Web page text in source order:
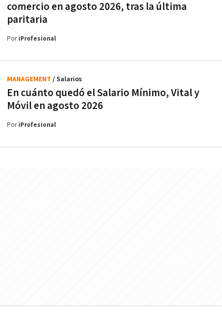
comercio en agosto 2026, tras la última
paritaria
PoriProfesional
En cuánto quedó el Salario Mínimo, Vital y
Móvil en agosto 2026
MANAGEMENT / Salarios
PoriProfesional